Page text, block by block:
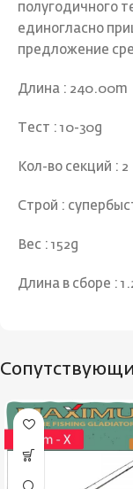
полугодичного
единогласно
предложение
Длина : 240.00m
Тест : 10-30g
Кол-во секций : 2
Строй :
Вес : 152g
Длина в сборе :